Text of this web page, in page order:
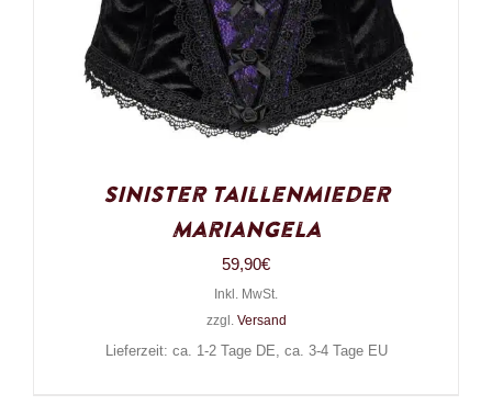
Sinister Taillenmieder
Mariangela
59,90€
Inkl. MwSt.
zzgl. Versand
Lieferzeit: ca. 1-2 Tage DE, ca. 3-4 Tage EU